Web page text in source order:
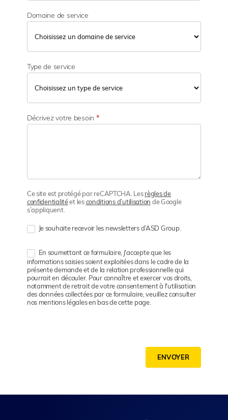
Domaine de service
Type de service
Décrivez votre besoin *
Ce site est protégé par reCAPTCHA. Lesrègles de
confidentialitéet lesconditions d’utilisation de Google
s’appliquent.
Je souhaite recevoir les newsletters d’ASD Group.
En soumettant ce formulaire, j'accepte que les
informations saisies soient exploitées dans le cadre de la
présente demande et de la relation professionnelle qui
pourrait en découler. Pour connaître et exercer vos droits,
notamment de retrait de votre consentement à l'utilisation
des données collectées par ce formulaire, veuillez consulter
nos mentions légales en bas de cette page.
ENVOYER